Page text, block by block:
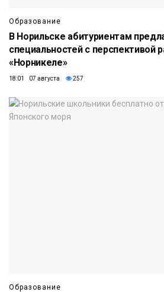
Образование
В Норильске абитуриентам
специальностей с перспективой
«Норникеле»
18:01 07 августа 257
Образование